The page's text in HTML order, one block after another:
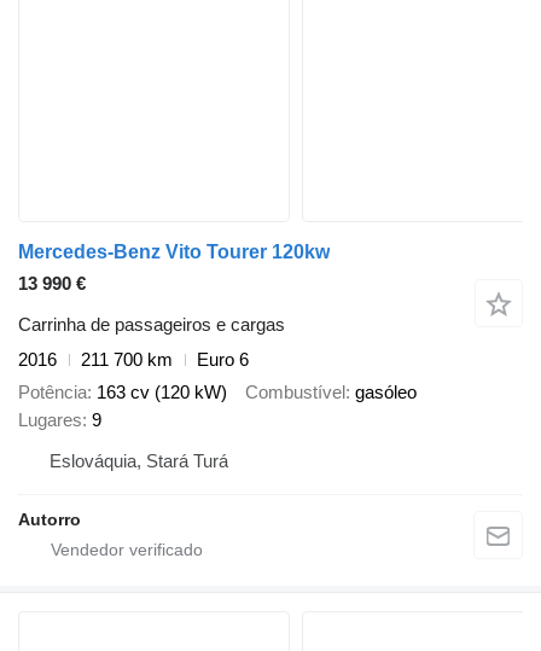
Mercedes-Benz Vito Tourer 120kw
13 990 €
Carrinha de passageiros e cargas
2016
211 700 km
Euro 6
Potência 163 cv (120 kW) Combustível gasóleo
Lugares 9
Eslováquia, Stará Turá
Autorro